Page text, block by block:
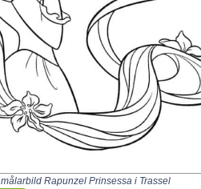
Rapunzel Prinsessa i Trassel